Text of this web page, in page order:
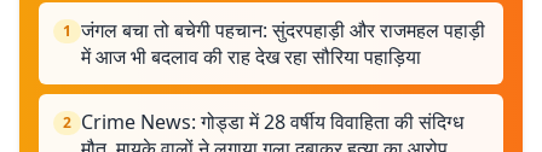
1 जंगल बचा तो बचेगी पहचान: सुंदरपहाड़ी और राजमहल पहाड़ी
में आज भी बदलाव की राह देख रहा सौरिया पहाड़िया
2 Crime News: गोड्डा में 28 वर्षीय विवाहिता की संदिग्ध